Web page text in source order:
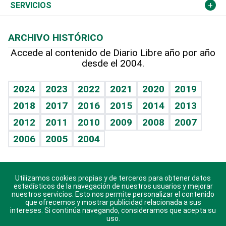
Resto del mundo
Economía personal
Podcast Arte Libre
Hablando con el pediatra
Vida y familia
Eñe
Celebrando la vida
Sin complejos
En pocas palabras
Escuchando al corazón
Economía Personal
Más deportes
TBT Deportivo
Columnistas
Más firmas
Cambio climático
Opinión
Hecho en casa
Guía del dinero
SERVICIOS
Cumpleaños
Horóscopos
Crucigramas
ARCHIVO HISTÓRICO
Accede al contenido de Diario Libre año por año
desde el 2004.
2024 2023 2022 2021 2020
2019
2018
2017 2016 2015 2014
2013
2012
2011 2010 2009 2008
2007
2006
2005 2004
Descarga nuestras aplicaciones para Android, iOS y
sistema Huawei.
Utilizamos cookies propias y de terceros para obtener datos
estadísticos de la navegación de nuestros usuarios y mejorar
nuestros servicios. Esto nos permite personalizar el contenido
que ofrecemos y mostrar publicidad relacionada a sus
intereses. Si continúa navegando, consideramos que acepta su
uso.